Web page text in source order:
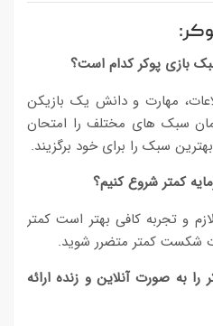
بازی پوکر کدام است؟
مهارت و دانش یک بازیکن
سبک های مختلف را امتحان
سبک را برای خود برگزیند.
کمتر شروع کنیم؟
و تجربه کافی بهتر است کمتر
شکست کمتر متضرر شوید.
را به صورت آنلاین و زنده ارائه